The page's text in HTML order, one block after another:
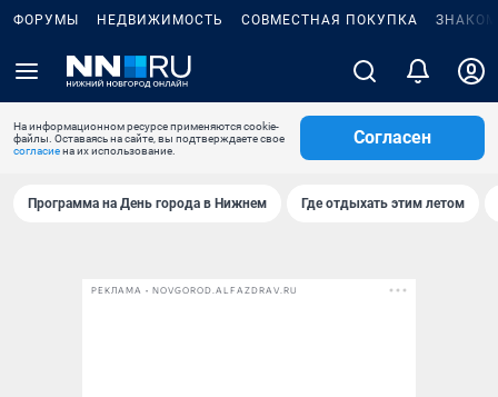
ФОРУМЫ НЕДВИЖИМОСТЬ СОВМЕСТНАЯ ПОКУПКА
На информационном ресурсе применяются cookie-
файлы. Оставаясь на сайте, вы подтверждаете свое
согласиена их использование.
Согласен
Программа на День города в Нижнем Где отдыхать этим летом
РЕКЛАМА • NOVGOROD.ALFAZDRAV.RU